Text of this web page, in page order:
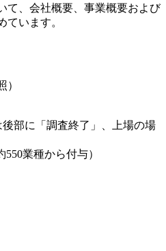
て、会社概要、事業概要および
ています。
）
部に「調査終了」、上場の場
550業種から付与）